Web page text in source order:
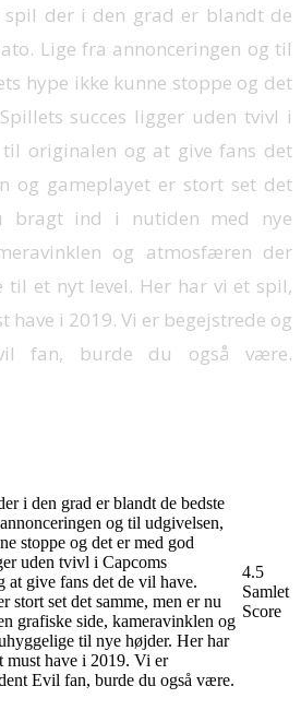
spil der i den grad er blandt de
Lige fra annonceringen og til
hype ikke kunne stoppe og det
succes ligger uden tvivl i
originalen og at give fans det
og gameplayet er stort set det
bragt ind i nutiden med nye
og atmosfæren der
til et nyt level. Her har vi et spil,
have i 2019. Vi er begejstrede og
fan, burde du også være.
i den grad er blandt de bedste
og til udgivelsen,
stoppe og det er med god
uden tvivl i Capcoms
give fans det de vil have.
stort set det samme, men er nu
grafiske side, kameravinklen og
til nye højder. Her har
must have i 2019. Vi er
Evil fan, burde du også være.
4.5
Samlet
Score